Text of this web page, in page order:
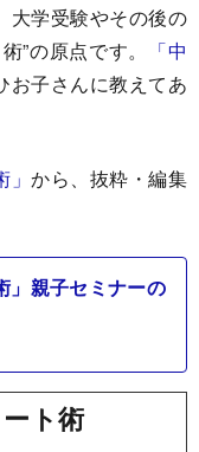
大学受験やその後の
”の原点です。
「中
お子さんに教えてあ
」から、抜粋・編集
親子セミナーの
ト術